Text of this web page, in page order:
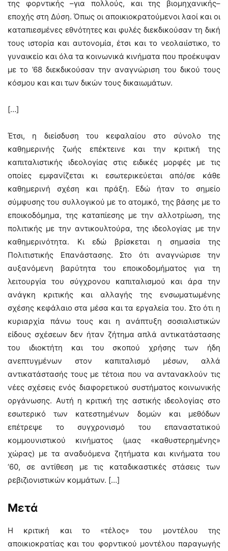
της φορντικής –για πολλούς, και της βιομηχανικής–
εποχής στη Δύση. Όπως οι αποικιοκρατούμενοι λαοί και οι
καταπιεσμένες εθνότητες και φυλές διεκδικούσαν τη δική
τους ιστορία και αυτονομία, έτσι και το νεολαιίστικο, το
γυναικείο και όλα τα κοινωνικά κινήματα που προέκυψαν
με το ’68 διεκδικούσαν την αναγνώριση του δικού τους
κόσμου και και των δικών τους δικαιωμάτων.
[…]
Έτσι, η διείσδυση του κεφαλαίου στο σύνολο της
καθημερινής ζωής επέκτεινε και την κριτική της
καπιταλιστικής ιδεολογίας στις ειδικές μορφές με τις
οποίες εμφανίζεται κι εσωτερικεύεται από/σε κάθε
καθημερινή σχέση και πράξη. Εδώ ήταν το σημείο
σύμφυσης του συλλογικού με το ατομικό, της βάσης με το
εποικοδόμημα, της καταπίεσης με την αλλοτρίωση, της
πολιτικής με την αντικουλτούρα, της ιδεολογίας με την
καθημερινότητα. Κι εδώ βρίσκεται η σημασία της
Πολιτιστικής Επανάστασης. Στο ότι αναγνώρισε την
αυξανόμενη βαρύτητα του εποικοδομήματος για τη
λειτουργία του σύγχρονου καπιταλισμού και άρα την
ανάγκη κριτικής και αλλαγής της ενσωματωμένης
σχέσης κεφάλαιο στα μέσα και τα εργαλεία του. Στο ότι η
κυριαρχία πάνω τους και η ανάπτυξη σοσιαλιστικών
είδους σχέσεων δεν ήταν ζήτημα απλά αντικατάστασης
του ιδιοκτήτη και του σκοπού χρήσης των ήδη
ανεπτυγμένων στον καπιταλισμό μέσων, αλλά
αντικατάστασής τους με τέτοια που να αντανακλούν τις
νέες σχέσεις ενός διαφορετικού συστήματος κοινωνικής
οργάνωσης. Αυτή η κριτική της αστικής ιδεολογίας στο
εσωτερικό των κατεστημένων δομών και μεθόδων
επέτρεψε το συγχρονισμό του επαναστατικού
κομμουνιστικού κινήματος (μιας «καθυστερημένης»
χώρας) με τα αναδυόμενα ζητήματα και κινήματα του
‘60, σε αντίθεση με τις καταδικαστικές στάσεις των
ρεβιζιονιστικών κομμάτων. […]
Μετά
Η κριτική και το «τέλος» του μοντέλου της
αποικιοκρατίας και του φορντικού μοντέλου παραγωγής